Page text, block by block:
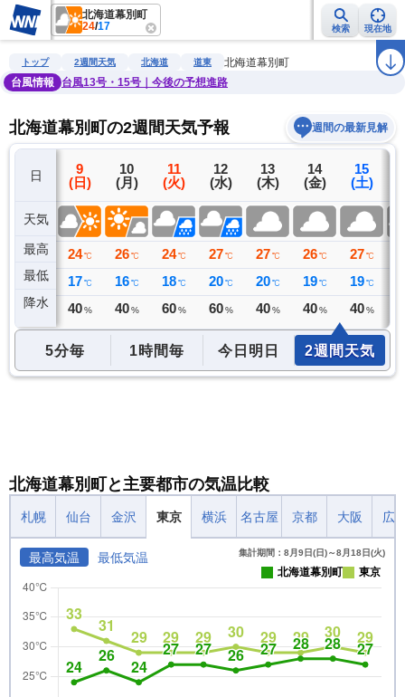
北海道幕別町
24/17 検索 現在地
雨雲レーダー 台風情報 地震情報 警報・注意報 ラ
トップ 2週間天気 北海道 道東
北海道幕別町
台風情報
台風13号・15号｜今後の予想進路
北海道幕別町の2週間天気予報 週間の最新見解
日
天気
最高
最低
降水
8
(土)
33 ℃
18 ℃
22ミリ
9
(日)
24 ℃
17 ℃
40 %
10
(月)
26 ℃
16 ℃
40 %
11
(火)
24 ℃
18 ℃
60 %
12
(水)
27 ℃
20 ℃
60 %
13
(木)
27 ℃
20 ℃
40 %
14
(金)
26 ℃
19 ℃
40 %
15
(土)
27 ℃
19 ℃
40 %
5分毎 1時間毎 今日明日 2週間天気
北海道幕別町と主要都市の気温比較
札幌 仙台 金沢 東京 横浜 名古屋 京都 大阪 広
最高気温 最低気温 集計期間：8月9日(日)～8月18日(火)
北海道幕別町 東京